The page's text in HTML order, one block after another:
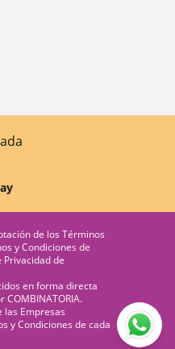
de los Términos
y Condiciones de
Privacidadde
en forma directa
COMBINATORIA.
las Empresas
y Condiciones de cada